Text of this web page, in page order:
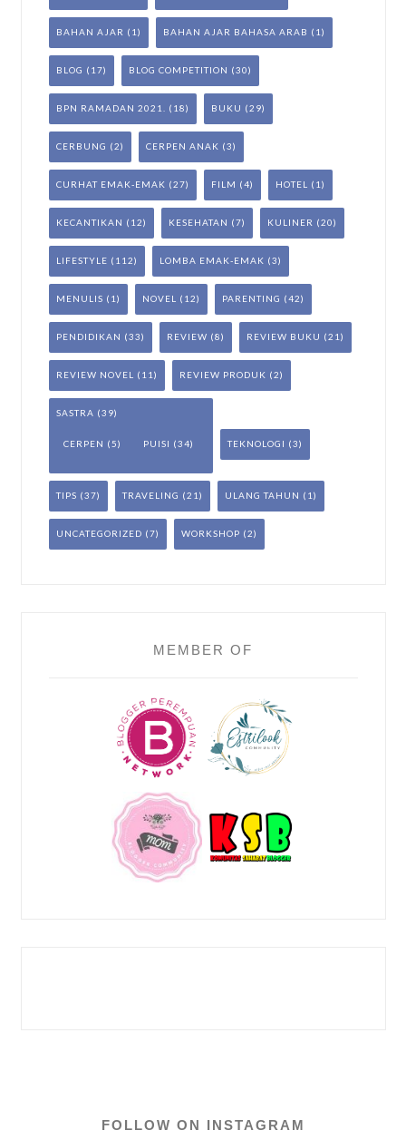
BAHAN AJAR (1) BAHAN AJAR BAHASA ARAB (1)
BLOG (17) BLOG COMPETITION (30)
BPN RAMADAN 2021. (18) BUKU (29)
CERBUNG (2) CERPEN ANAK (3)
CURHAT EMAK-EMAK (27) FILM (4) HOTEL (1)
KECANTIKAN (12) KESEHATAN (7) KULINER (20)
LIFESTYLE (112) LOMBA EMAK-EMAK (3)
MENULIS (1) NOVEL (12) PARENTING (42)
PENDIDIKAN (33) REVIEW (8) REVIEW BUKU (21)
REVIEW NOVEL (11) REVIEW PRODUK (2)
SASTRA (39)
CERPEN (5) PUISI (34) TEKNOLOGI (3)
TIPS (37) TRAVELING (21) ULANG TAHUN (1)
UNCATEGORIZED (7) WORKSHOP (2)
MEMBER OF
FOLLOW ON INSTAGRAM